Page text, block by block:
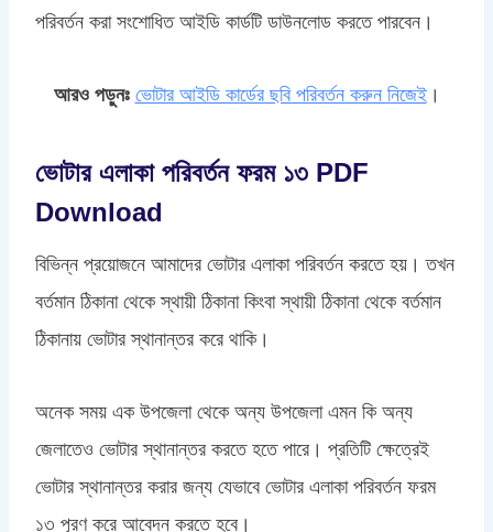
পরিবর্তন করা সংশোধিত আইডি কার্ডটি ডাউনলোড করতে পারবেন।
আরও পড়ুনঃ ভোটার আইডি কার্ডের ছবি পরিবর্তন করুন নিজেই।
ভোটার এলাকা পরিবর্তন ফরম ১৩ PDF
Download
বিভিন্ন প্রয়োজনে আমাদের ভোটার এলাকা পরিবর্তন করতে হয়। তখন
বর্তমান ঠিকানা থেকে স্থায়ী ঠিকানা কিংবা স্থায়ী ঠিকানা থেকে বর্তমান
ঠিকানায় ভোটার স্থানান্তর করে থাকি।
অনেক সময় এক উপজেলা থেকে অন্য উপজেলা এমন কি অন্য
জেলাতেও ভোটার স্থানান্তর করতে হতে পারে। প্রতিটি ক্ষেত্রেই
ভোটার স্থানান্তর করার জন্য যেভাবে ভোটার এলাকা পরিবর্তন ফরম
১৩ পূরণ করে আবেদন করতে হবে।